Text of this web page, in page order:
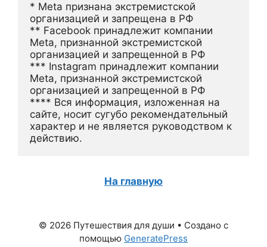
* Meta признана экстремистской
организацией и запрещена в РФ
** Facebook принадлежит компании
Meta, признанной экстремистской
организацией и запрещенной в РФ
*** Instagram принадлежит компании
Meta, признанной экстремистской
организацией и запрещенной в РФ
**** Вся информация, изложенная на
сайте, носит сугубо рекомендательный
характер и не является руководством к
действию.
На главную
© 2026 Путешествия для души • Создано с
помощью GeneratePress